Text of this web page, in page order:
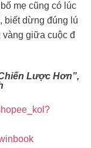
mẹ cũng có lúc
biết dừng đúng lú
giữa cuộc đ
Lược Hơn”,